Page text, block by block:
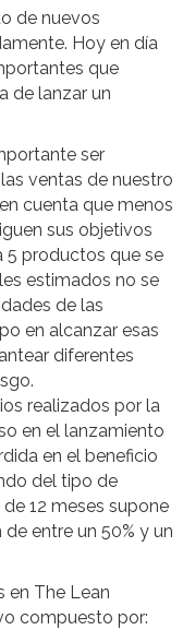
de nuevos
Hoy en día
que
de lanzar un
ser
ventas de nuestro
cuenta que menos
sus objetivos
5 productos que se
estimados no se
de las
en alcanzar esas
diferentes
realizados por la
en el lanzamiento
en el beneficio
del tipo de
12 meses supone
entre un 50% y un
en The Lean
compuesto por: